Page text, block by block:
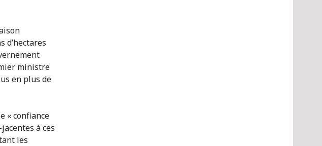
d’hectares
ministre
en plus de
« confiance
à ces
les